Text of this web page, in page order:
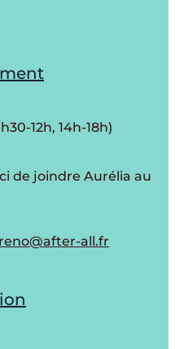
12h, 14h-18h)
de joindre Aurélia au
all.fr